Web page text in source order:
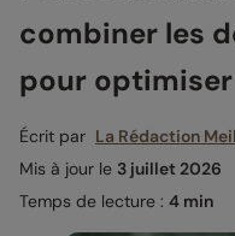
combiner les
pour
Écrit par La Rédaction
Mis à jour le 3 juillet 2026
Temps de lecture : 4 min